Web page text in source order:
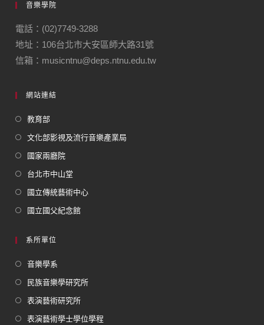
音樂學院
電話：(02)7749-3288
地址：106台北市大安區師大路31號
信箱：musicntnu@deps.ntnu.edu.tw
網站連結
教育部
文化部影視及流行音樂產業局
國家兩廳院
台北市中山堂
國立傳統藝術中心
國立國父紀念館
系所單位
音樂學系
民族音樂學研究所
表演藝術研究所
表演藝術學士學位學程